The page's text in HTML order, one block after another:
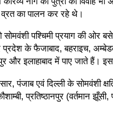
व्रत का पालन कर रहे थे।
पश्चिमी प्रयाग की ओर
प्रदेश के फैजाबाद, बहराइच,
और इलाहाबाद में पाए जाते हैं।
पंजाब एवं दिल्ली के सोमवंशी
प्रतिष्ठानपुर (वर्तमान